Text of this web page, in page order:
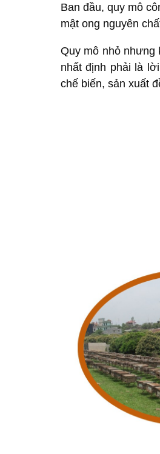
Ban đầu, quy mô
mật ong nguyên
Quy mô nhỏ nhưng
nhất định phải là
chế biến, sản xuất